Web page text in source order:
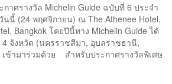
าศรางวัล Michelin Guide ฉบับที่ 6 ประจำ
นนี้ (24 พฤศจิกายน) ณ The Athenee Hotel,
Bangkok โดยปีนี้ทาง Michelin Guide ได้
จังหวัด (นครราชสีมา, อุบลราชธานี,
ข้ามาร่วมด้วย สำหรับประกาศรางวัลพิเศษ